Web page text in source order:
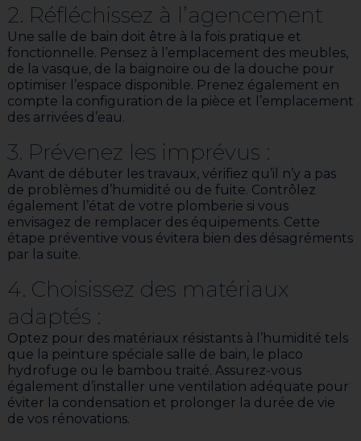
2. Réfléchissez à l’agencement
Une salle de bain doit être à la fois pratique et
fonctionnelle. Pensez à l’emplacement des meubles,
de la vasque, de la baignoire ou de la douche pour
optimiser l’espace disponible. Prenez également en
compte la configuration de la pièce et l’emplacement
des arrivées d’eau.
3. Prévenez les imprévus :
Avant de débuter les travaux, vérifiez qu’il n’y a pas
de problèmes d’humidité ou de fuite. Contrôlez
également l’état de votre plomberie si vous
envisagez de remplacer des équipements. Cette
étape préventive vous évitera bien des désagréments
par la suite.
4. Choisissez des matériaux
adaptés :
Optez pour des matériaux résistants à l’humidité tels
que la peinture spéciale salle de bain, le placo
hydrofuge ou le bambou traité. Assurez-vous
également d’installer une ventilation adéquate pour
éviter la condensation et prolonger la durée de vie
de vos rénovations.